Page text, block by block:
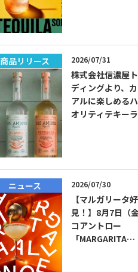
8月限定メニュー
商品リリース 2026/07/31
株式会社信濃屋
ディングより、
アルに楽しめる
オリティテキー
ニュース 2026/07/30
【マルガリータ
見！】8月7日（
コアントロー
「MARGARITA